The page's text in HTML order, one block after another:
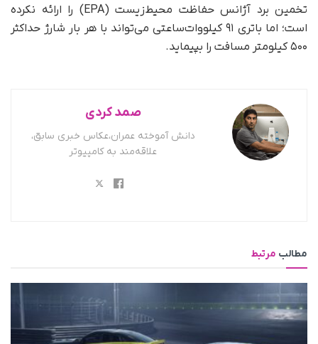
تخمین برد آژانس حفاظت محیط‌زیست (EPA) را ارائه نکرده
است؛ اما باتری ۹۱ کیلووات‌ساعتی می‌تواند با هر بار شارژ حداکثر
۵۰۰ کیلومتر مسافت را بپیماید.
صمد کردی
دانش آموخته عمران،عکاس خبری سابق،
علاقه‌مند به کامپیوتر
مطالب مرتبط